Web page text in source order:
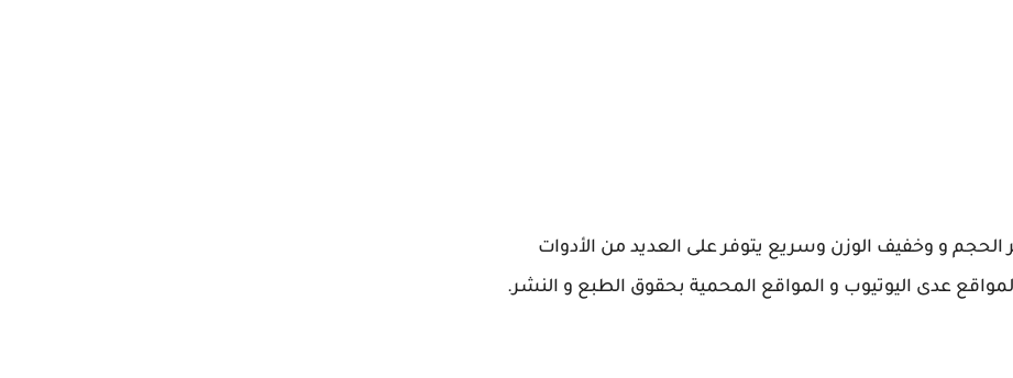
و وخفيف الوزن وسريع يتوفر على العديد من الأدوات
عدى اليوتيوب و المواقع المحمية بحقوق الطبع و النشر.